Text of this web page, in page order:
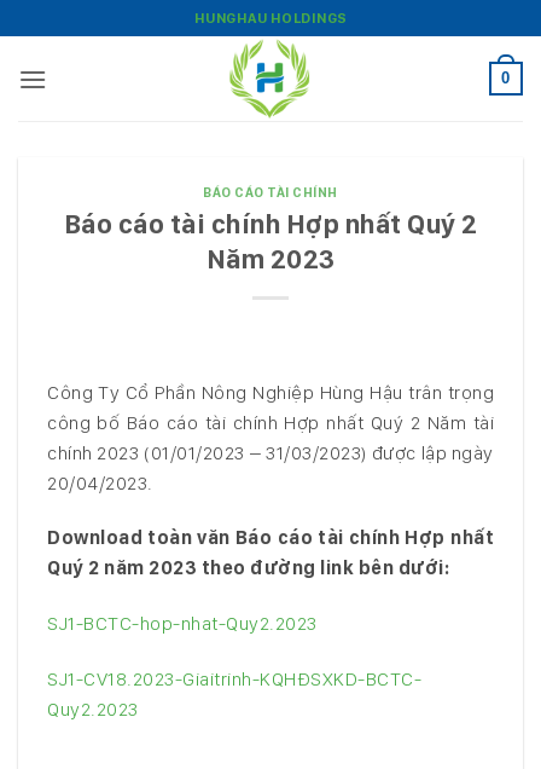
qua
nội
HUNGHAU HOLDINGS
0
BÁO CÁO TÀI CHÍNH
Báo cáo tài chính Hợp nhất Quý 2
Năm 2023
Công Ty Cổ Phần Nông Nghiệp Hùng Hậu trân trọng
công bố Báo cáo tài chính Hợp nhất Quý 2 Năm tài
chính 2023 (01/01/2023 – 31/03/2023) được lập ngày
20/04/2023.
Download toàn văn Báo cáo tài chính Hợp nhất
Quý 2 năm 2023 theo đường link bên dưới:
SJ1-BCTC-hop-nhat-Quy2.2023
SJ1-CV18.2023-Giaitrinh-KQHĐSXKD-BCTC-
Quy2.2023